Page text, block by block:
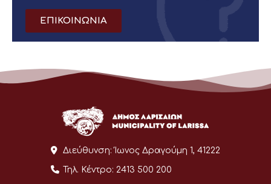
ΕΠΙΚΟΙΝΩΝΙΑ
Διεύθυνση: Ίωνος Δραγούμη 1, 41222
Τηλ. Κέντρο: 2413 500 200